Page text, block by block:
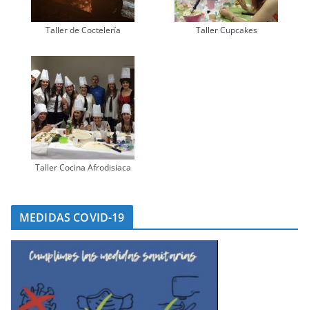
Taller de Coctelería Taller Cupcakes
Taller Cocina Afrodisiaca
MEDIDAS COVID-19